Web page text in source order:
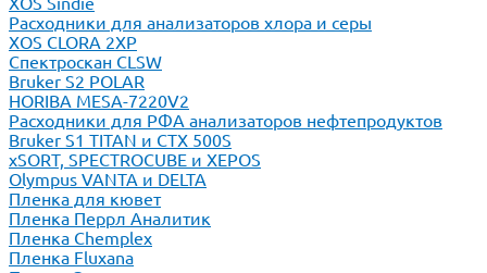
Расходники для анализаторов хлора и серы
XOS CLORA 2XP
Спектроскан CLSW
Bruker S2 POLAR
HORIBA MESA-7220V2
Расходники для РФА анализаторов нефтепродуктов
Bruker S1 TITAN и CTX 500S
xSORT, SPECTROCUBE и XEPOS
Olympus VANTA и DELTA
Пленка для кювет
Пленка Перрл Аналитик
Пленка Chemplex
Пленка Fluxana